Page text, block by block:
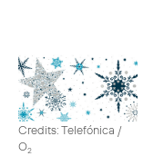
Credits: Telefónica /
O2